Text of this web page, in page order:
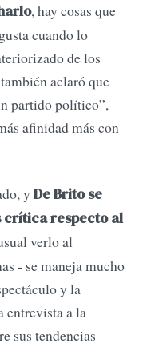
, hay cosas que
cuando lo
de los
aclaró que
partido político”,
afinidad más con
y De Brito se
crítica respecto al
verlo al
- se maneja mucho
y la
entrevista a la
sus tendencias